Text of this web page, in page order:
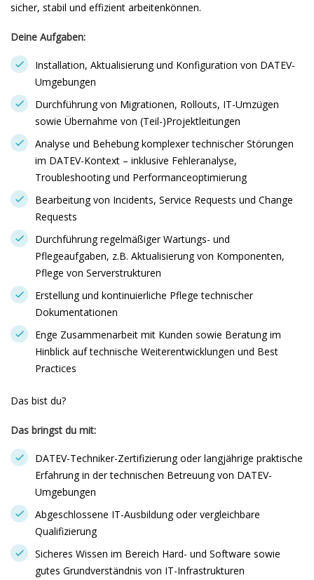
sicher, stabil und effizient arbeitenkönnen.
Deine Aufgaben:
Installation, Aktualisierung und Konfiguration von DATEV-
Umgebungen
Durchführung von Migrationen, Rollouts, IT-Umzügen
sowie Übernahme von (Teil-)Projektleitungen
Analyse und Behebung komplexer technischer Störungen
im DATEV-Kontext – inklusive Fehleranalyse,
Troubleshooting und Performanceoptimierung
Bearbeitung von Incidents, Service Requests und Change
Requests
Durchführung regelmäßiger Wartungs- und
Pflegeaufgaben, z.B. Aktualisierung von Komponenten,
Pflege von Serverstrukturen
Erstellung und kontinuierliche Pflege technischer
Dokumentationen
Enge Zusammenarbeit mit Kunden sowie Beratung im
Hinblick auf technische Weiterentwicklungen und Best
Practices
Das bist du?
Das bringst du mit:
DATEV-Techniker-Zertifizierung oder langjährige praktische
Erfahrung in der technischen Betreuung von DATEV-
Umgebungen
Abgeschlossene IT-Ausbildung oder vergleichbare
Qualifizierung
Sicheres Wissen im Bereich Hard- und Software sowie
gutes Grundverständnis von IT-Infrastrukturen